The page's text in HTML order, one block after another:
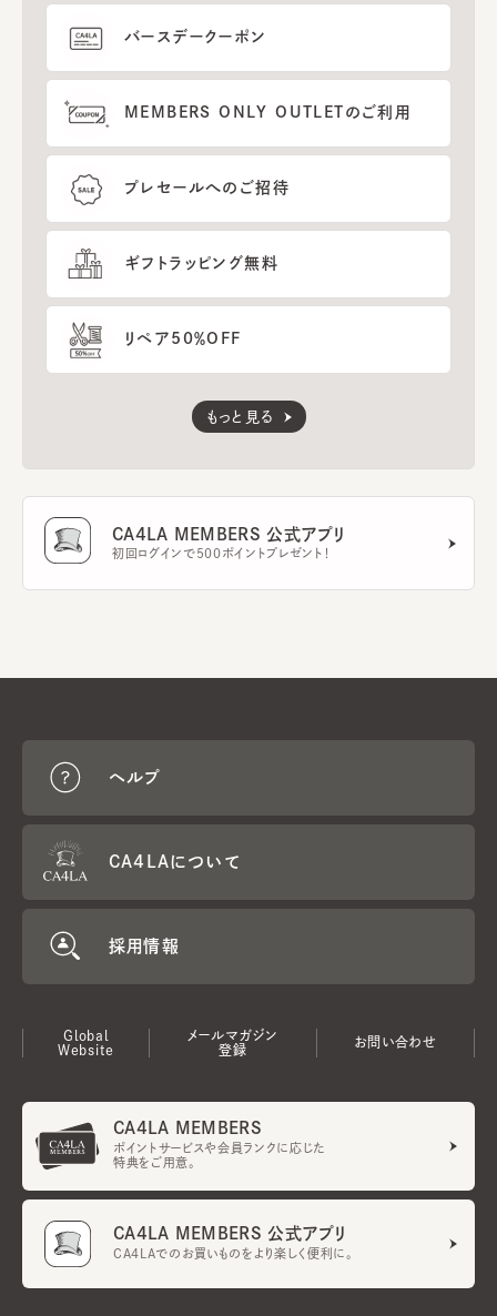
バースデークーポン
MEMBERS ONLY OUTLETのご利用
プレセールへのご招待
ギフトラッピング無料
リペア50％OFF
もっと見る
CA4LA MEMBERS 公式アプリ
初回ログインで500ポイントプレゼント！
ヘルプ
CA4LAについて
採用情報
Global
Website
メールマガジン
登録
お問い合わせ
CA4LA MEMBERS
ポイントサービスや会員ランクに応じた
特典をご用意。
CA4LA MEMBERS 公式アプリ
CA4LAでのお買いものをより楽しく便利に。